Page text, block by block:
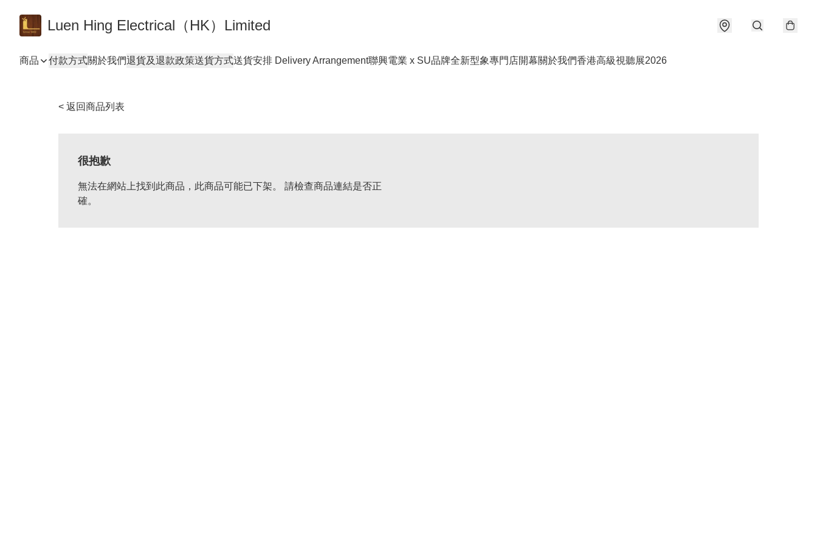
Luen Hing Electrical（HK）Limited
商品 付款方式關於我們退貨及退款政策送貨方式送貨安排 Delivery Arrangement聯興電業 x SU品牌全新型象專門店開幕關於我們香港高級視聽展2026
< 返回商品列表
很抱歉
無法在網站上找到此商品，此商品可能已下架。 請檢查商品連結是否正
確。